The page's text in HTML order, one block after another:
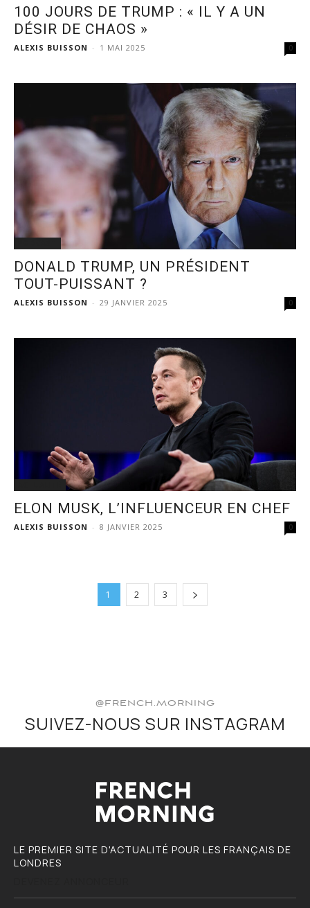
100 JOURS DE TRUMP : « IL Y A UN
DÉSIR DE CHAOS »
ALEXIS BUISSON - 1 MAI 2025 0
DONALD TRUMP, UN PRÉSIDENT
TOUT-PUISSANT ?
ALEXIS BUISSON - 29 JANVIER 2025 0
ELON MUSK, L’INFLUENCEUR EN CHEF
ALEXIS BUISSON - 8 JANVIER 2025 0
1 2 3
@FRENCH.MORNING
SUIVEZ-NOUS SUR INSTAGRAM
LE PREMIER SITE D'ACTUALITÉ POUR LES FRANÇAIS DE
LONDRES